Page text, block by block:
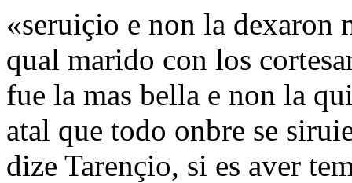
«seruiçio e non la dexaron
qual marido con los
fue la mas bella e non la
atal que todo onbre se
dize Tarençio, si es aver